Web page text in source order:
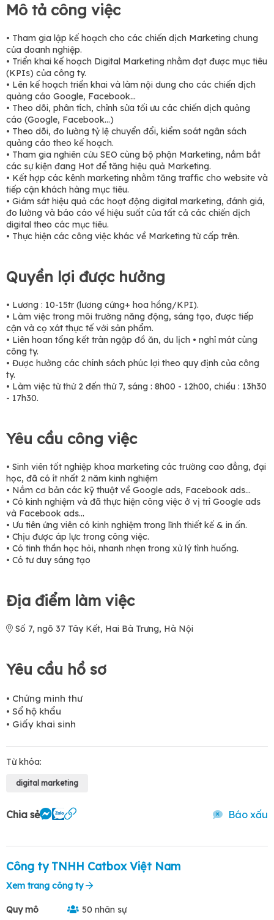
Mô tả công việc
• Tham gia lập kế hoạch cho các chiến dịch Marketing chung
của doanh nghiệp.
• Triển khai kế hoạch Digital Marketing nhằm đạt được mục tiêu
(KPIs) của công ty.
• Lên kế hoạch triển khai và làm nội dung cho các chiến dịch
quảng cáo Google, Facebook…
• Theo dõi, phân tích, chỉnh sửa tối ưu các chiến dịch quảng
cáo (Google, Facebook…)
• Theo dõi, đo lường tỷ lệ chuyển đổi, kiểm soát ngân sách
quảng cáo theo kế hoạch.
• Tham gia nghiên cứu SEO cùng bộ phận Marketing, nắm bắt
các sự kiện đang Hot để tăng hiệu quả Marketing.
• Kết hợp các kênh marketing nhằm tăng traffic cho website và
tiếp cận khách hàng mục tiêu.
• Giám sát hiệu quả các hoạt động digital marketing, đánh giá,
đo lường và báo cáo về hiệu suất của tất cả các chiến dịch
digital theo các mục tiêu.
• Thực hiện các công việc khác về Marketing từ cấp trên.
Quyền lợi được hưởng
• Lương : 10-15tr (lương cứng+ hoa hồng/KPI).
• Làm việc trong môi trường năng động, sáng tạo, được tiếp
cận và cọ xát thực tế với sản phẩm.
• Liên hoan tổng kết tràn ngập đồ ăn, du lịch • nghỉ mát cùng
công ty.
• Được hưởng các chính sách phúc lợi theo quy định của công
ty.
• Làm việc từ thứ 2 đến thứ 7, sáng : 8h00 - 12h00, chiều : 13h30
- 17h30.
Yêu cầu công việc
• Sinh viên tốt nghiệp khoa marketing các trường cao đẳng, đại
học, đã có ít nhất 2 năm kinh nghiệm
• Nắm cơ bản các kỹ thuật về Google ads, Facebook ads...
• Có kinh nghiệm và đã thực hiện công việc ở vị trí Google ads
và Facebook ads...
• Ưu tiên ứng viên có kinh nghiệm trong lĩnh thiết kế & in ấn.
• Chịu được áp lực trong công việc.
• Có tinh thần học hỏi, nhanh nhẹn trong xử lý tình huống.
• Có tư duy sáng tạo
Địa điểm làm việc
Số 7, ngõ 37 Tây Kết, Hai Bà Trưng, Hà Nội
Yêu cầu hồ sơ
• Chứng minh thư
• Sổ hộ khẩu
• Giấy khai sinh
Từ khóa:
digital marketing
Chia sẻ Báo xấu
Công ty TNHH Catbox Việt Nam
Xem trang công ty
Quy mô 50 nhân sự